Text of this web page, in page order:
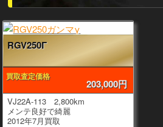
RGV250Γ
買取査定価格
203,000円
VJ22A-113 2,800km
メンテ良好で綺麗
2012年7月買取